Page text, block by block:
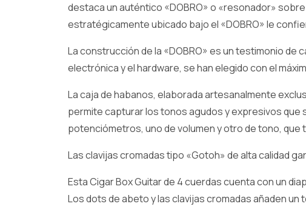
destaca un auténtico «DOBRO» o «resonador»
estratégicamente ubicado bajo el «DOBRO» le
La construcción de la «DOBRO» es un testimonio
electrónica y el hardware, se han elegido con el
La caja de habanos, elaborada artesanalmente
permite capturar los tonos agudos y expresivos que
potenciómetros, uno de volumen y otro de tono,
Las clavijas cromadas tipo «Gotoh» de alta calidad
Esta Cigar Box Guitar de 4 cuerdas cuenta con un
Los dots de abeto y las clavijas cromadas añaden un